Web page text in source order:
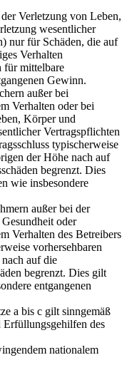
Verletzung von Leben,
wesentlicher
nur für Schäden, die auf
Verhalten
für mittelbare
Gewinn.
außer bei
Verhalten oder bei
Körper und
Vertragspflichten
typischerweise
der Höhe nach auf
begrenzt. Dies
wie insbesondere
außer bei der
oder
Verhalten des Betreibers
vorhersehbaren
auf die
begrenzt. Dies gilt
entgangenen
a bis c gilt sinngemäß
Erfüllungsgehilfen des
nationalem